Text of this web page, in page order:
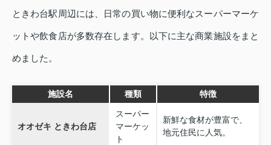
ときわ台駅周辺には、日常の買い物に便利なスーパーマーケ
ットや飲食店が多数存在します。以下に主な商業施設をまと
めました。
施設名 種類 特徴
オオゼキ ときわ台店
スーパー
マーケッ
ト
新鮮な食材が豊富で、
地元住民に人気。